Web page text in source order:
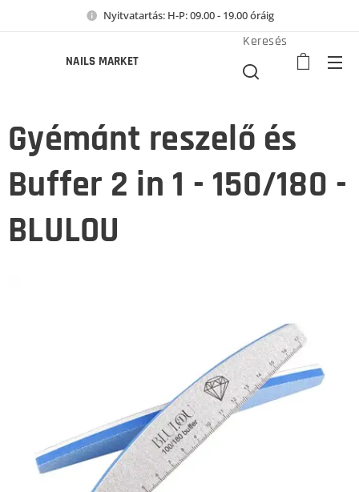
Nyitvatartás: H-P: 09.00 - 19.00 óráig
NAILS MARKET
Keresés
Gyémánt reszelő és
Buffer 2 in 1 - 150/180 -
BLULOU